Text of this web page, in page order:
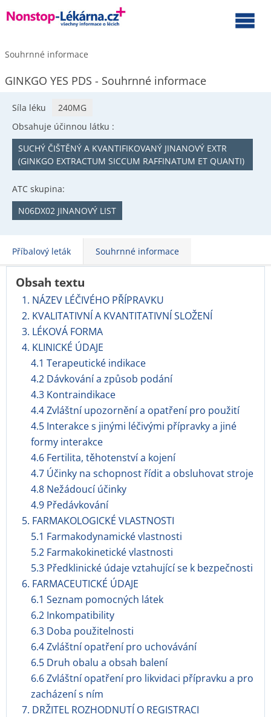
Souhrnné informace
GINKGO YES PDS - Souhrnné informace
Síla léku
240MG
Obsahuje účinnou látku :
SUCHÝ ČIŠTĚNÝ A KVANTIFIKOVANÝ JINANOVÝ EXTR
(GINKGO EXTRACTUM SICCUM RAFFINATUM ET QUANTI)
ATC skupina:
N06DX02 JINANOVÝ LIST
Příbalový leták Souhrnné informace
Obsah textu
1. NÁZEV LÉČIVÉHO PŘÍPRAVKU
2. KVALITATIVNÍ A KVANTITATIVNÍ SLOŽENÍ
3. LÉKOVÁ FORMA
4. KLINICKÉ ÚDAJE
4.1 Terapeutické indikace
4.2 Dávkování a způsob podání
4.3 Kontraindikace
4.4 Zvláštní upozornění a opatření pro použití
4.5 Interakce s jinými léčivými přípravky a jiné
formy interakce
4.6 Fertilita, těhotenství a kojení
4.7 Účinky na schopnost řídit a obsluhovat stroje
4.8 Nežádoucí účinky
4.9 Předávkování
5. FARMAKOLOGICKÉ VLASTNOSTI
5.1 Farmakodynamické vlastnosti
5.2 Farmakokinetické vlastnosti
5.3 Předklinické údaje vztahující se k bezpečnosti
6. FARMACEUTICKÉ ÚDAJE
6.1 Seznam pomocných látek
6.2 Inkompatibility
6.3 Doba použitelnosti
6.4 Zvláštní opatření pro uchovávání
6.5 Druh obalu a obsah balení
6.6 Zvláštní opatření pro likvidaci přípravku a pro
zacházení s ním
7. DRŽITEL ROZHODNUTÍ O REGISTRACI